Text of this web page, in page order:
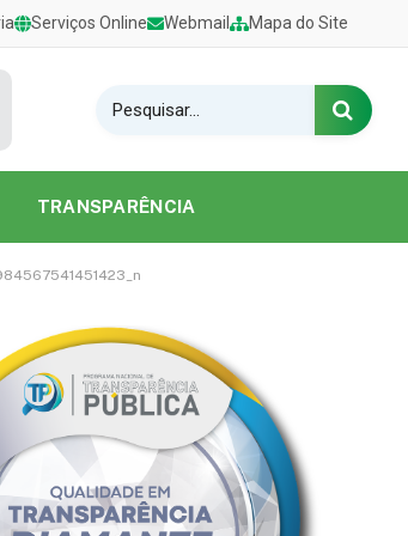
Serviços Online Webmail Mapa do Site
TRANSPARÊNCIA